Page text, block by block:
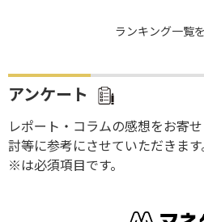
ランキング一覧
アンケート
レポート・コラムの感想をお寄
討等に参考にさせていただきます
※は必須項目です。